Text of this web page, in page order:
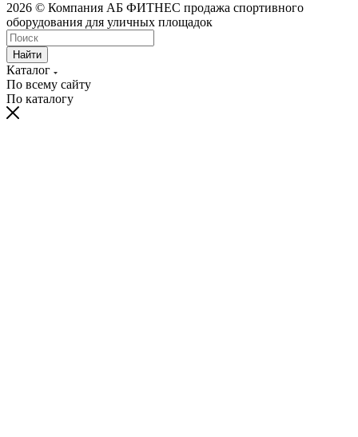
2026 © Компания АБ ФИТНЕС продажа спортивного
оборудования для уличных площадок
Найти
Каталог
По всему сайту
По каталогу